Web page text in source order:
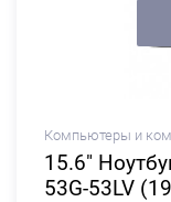
Компьютеры и
15.6"
53G-53LV